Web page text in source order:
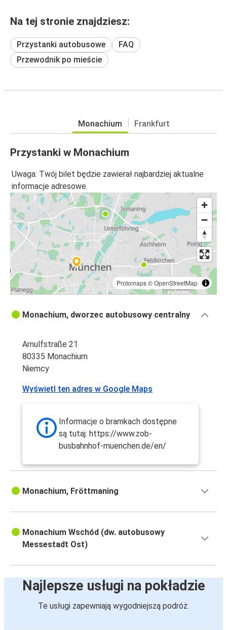
Na tej stronie znajdziesz:
Przystanki autobusowe
FAQ
Przewodnik po mieście
Monachium Frankfurt
Przystanki w Monachium
Uwaga: Twój bilet będzie zawierał najbardziej aktualne
informacje adresowe.
Protomaps©OpenStreetMap
Monachium, dworzec autobusowy centralny
Arnulfstraße 21
80335 Monachium
Niemcy
Wyświetl ten adres w Google Maps
Informacje o bramkach dostępne
są tutaj: https://www.zob-
busbahnhof-muenchen.de/en/
Monachium, Fröttmaning
Monachium Wschód (dw. autobusowy
Messestadt Ost)
Najlepsze usługi na pokładzie
Te usługi zapewniają wygodniejszą podróż: